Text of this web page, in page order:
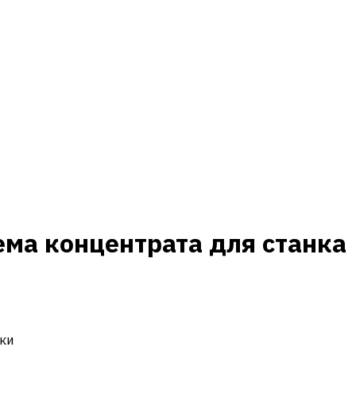
концентрата для станка